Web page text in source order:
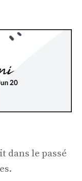
dans le passé